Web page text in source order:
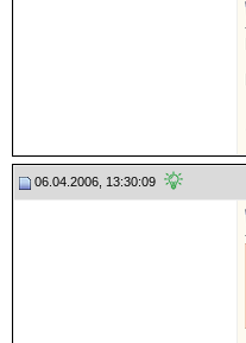
06.04.2006, 13:30:09